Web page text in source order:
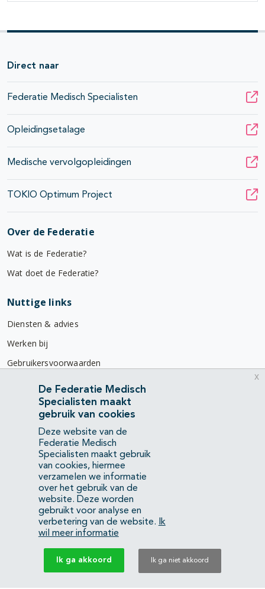
Direct naar
Federatie Medisch Specialisten
Opleidingsetalage
Medische vervolgopleidingen
TOKIO Optimum Project
Over de Federatie
Wat is de Federatie?
Wat doet de Federatie?
Nuttige links
Diensten & advies
Werken bij
Gebruikersvoorwaarden
Privacyverklaring
Contact
Mercatorlaan 1200
3528 BL Utrecht
(088) 505 34 34
info@richtlijnendatabase.nl
YouTubeLinkedIn
KvK Federatie Medisch Specialisten:40483480
Privacyverklaring
De Federatie Medisch
Specialisten maakt
gebruik van cookies
Deze website van de
Federatie Medisch
Specialisten maakt gebruik
van cookies, hiermee
verzamelen we informatie
over het gebruik van de
website. Deze worden
gebruikt voor analyse en
verbetering van de website.
Ik
wil meer informatie
Ik ga akkoord Ik ga niet akkoord
x